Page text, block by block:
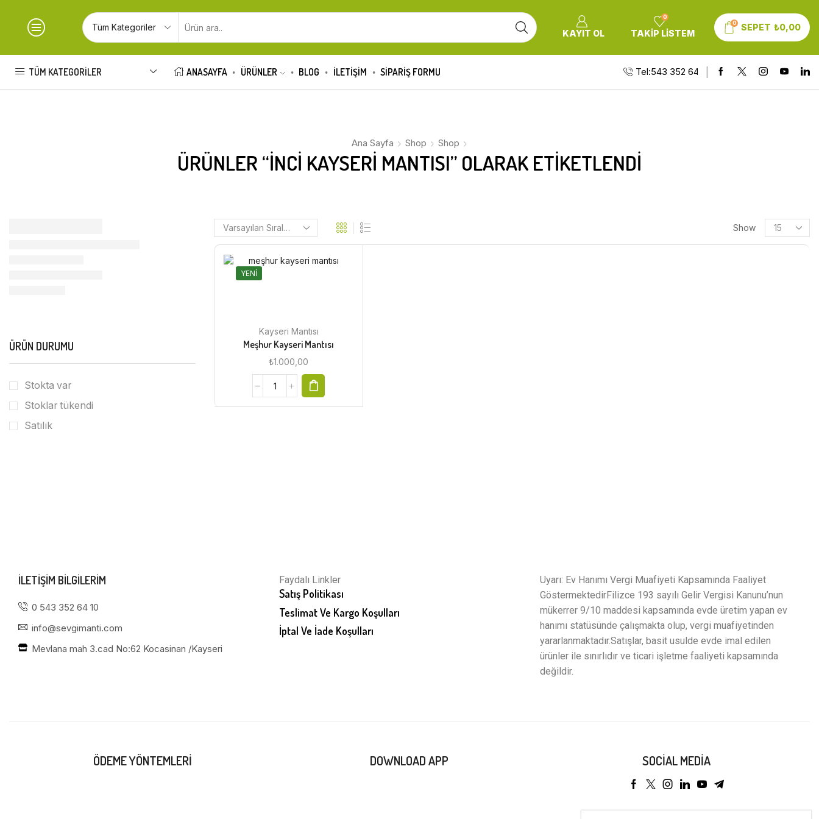
KAYIT OL
0
TAKIP LISTEM
0 SEPET ₺0,00
TÜM KATEGORILER ANASAYFA ÜRÜNLER BLOG İLETİŞİM SIPARIŞ FORMU Tel:543 352 64 10
Ana Sayfa Shop Shop
ÜRÜNLER “INCI KAYSERI MANTISI” OLARAK ETIKETLENDI
Show
YENI
Kayseri Mantısı
Meşhur Kayseri Mantısı
₺1.000,00
ÜRÜN DURUMU
Stokta var
Stoklar tükendi
Satılık
ILETIŞIM BILGILERIM
0 543 352 64 10
info@sevgimanti.com
Mevlana mah 3.cad No:62 Kocasinan /Kayseri
Faydalı Linkler
Satış Politikası
Teslimat Ve Kargo Koşulları
İptal Ve İade Koşulları
Uyarı: Ev Hanımı Vergi Muafiyeti Kapsamında Faaliyet
GöstermektedirFilizce 193 sayılı Gelir Vergisi Kanunu’nun
mükerrer 9/10 maddesi kapsamında evde üretim yapan ev
hanımı statüsünde çalışmakta olup, vergi muafiyetinden
yararlanmaktadır.Satışlar, basit usulde evde imal edilen
ürünler ile sınırlıdır ve ticari işletme faaliyeti kapsamında
değildir.
ÖDEME YÖNTEMLERI DOWNLOAD APP SOCIAL MEDIA